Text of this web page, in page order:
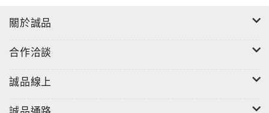
關於誠品
合作洽談
誠品線上